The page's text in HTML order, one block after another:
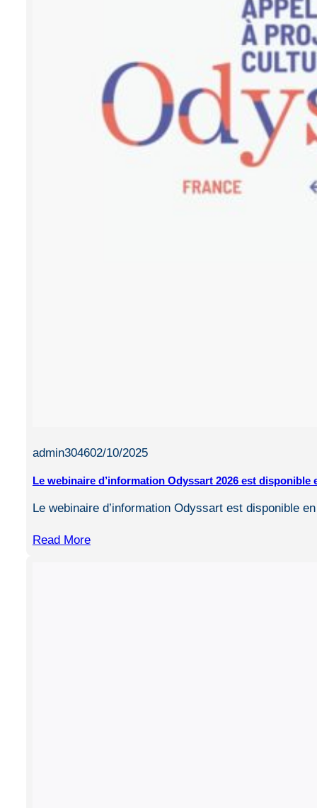
admin304602/10/2025
Le webinaire d’information Odyssart 2026 est disponible
Le webinaire d’information Odyssart est disponible
Read More